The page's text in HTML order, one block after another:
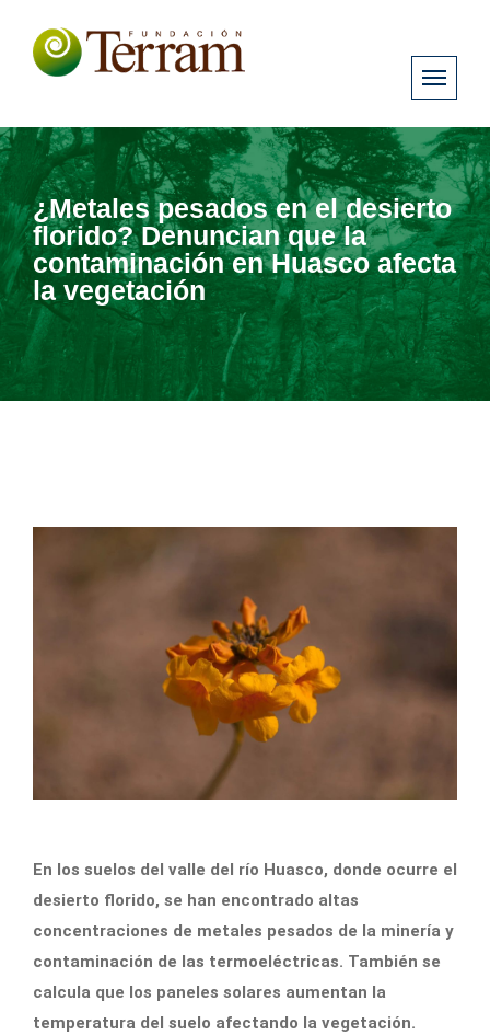
¿Metales pesados en el desierto
florido? Denuncian que la
contaminación en Huasco afecta
la vegetación
En los suelos del valle del río Huasco, donde ocurre el
desierto florido, se han encontrado altas
concentraciones de metales pesados de la minería y
contaminación de las termoeléctricas. También se
calcula que los paneles solares aumentan la
temperatura del suelo afectando la vegetación.